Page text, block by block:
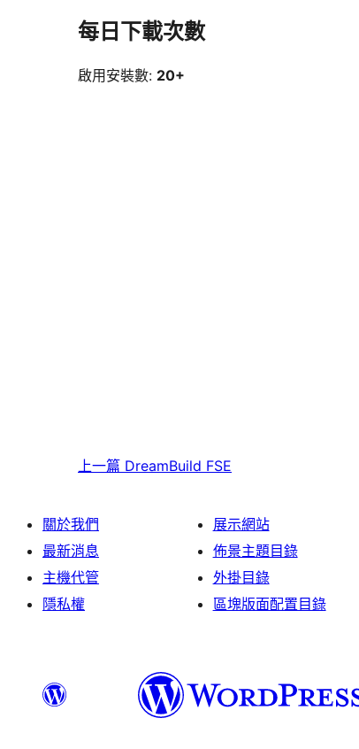
每日下載次數
啟用安裝數: 20+
上一篇 DreamBuild FSE
關於我們
最新消息
主機代管
隱私權
展示網站
佈景主題目錄
外掛目錄
區塊版面配置目錄